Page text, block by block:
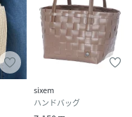
sixem
ハンドバッグ